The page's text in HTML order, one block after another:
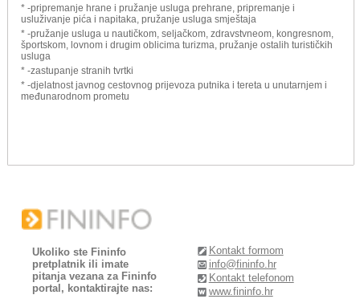
* -pripremanje hrane i pružanje usluga prehrane, pripremanje i
usluživanje pića i napitaka, pružanje usluga smještaja
* -pružanje usluga u nautičkom, seljačkom, zdravstvneom, kongresnom,
športskom, lovnom i drugim oblicima turizma, pružanje ostalih turističkih
usluga
* -zastupanje stranih tvrtki
* -djelatnost javnog cestovnog prijevoza putnika i tereta u unutarnjem i
međunarodnom prometu
Ukoliko ste Fininfo
pretplatnik ili imate
pitanja vezana za Fininfo
portal, kontaktirajte nas:
Kontakt formom
info@fininfo.hr
Kontakt telefonom
www.fininfo.hr